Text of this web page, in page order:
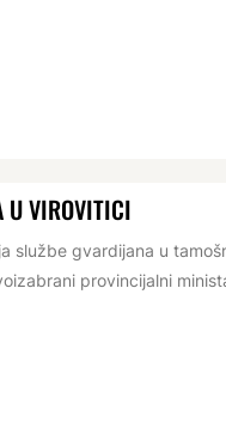
U VIROVITICI
službe gvardijana u
provincijalni